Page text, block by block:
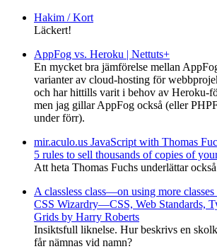
Hakim / Kort
Läckert!
AppFog vs. Heroku | Nettuts+
En mycket bra jämförelse mellan
varianter av cloud-hosting för
och har hittills varit i behov av Heroku-
men jag gillar AppFog också (eller
under förr).
mir.aculo.us JavaScript with Thomas
5 rules to sell thousands of copies of
Att heta Thomas Fuchs underlättar
A classless class—on using more
CSS Wizardry—CSS, Web Standards,
Grids by Harry Roberts
Insiktsfull liknelse. Hur beskrivs en
får nämnas vid namn?